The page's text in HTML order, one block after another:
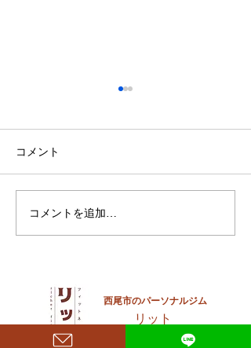
空気階段・鈴木もぐらさん
重123キロから85キロへ、マ
イナス38キロのダイエットに
注目を集めています。 鈴木も
ぐらが痩せたのはいつ？きっ
かけは何？ もぐらさんがダイ
コメント
コメントを追加…
​リット
西尾市のパーソナルジム
richer fitness